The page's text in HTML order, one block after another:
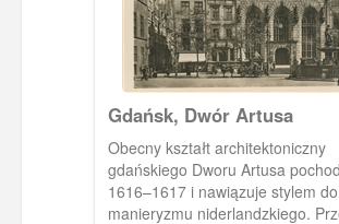
Gdańsk, Dwór Artusa
Obecny kształt architektoniczny
gdańskiego Dworu Artusa
1616–1617 i nawiązuje stylem do
manieryzmu niderlandzkiego.